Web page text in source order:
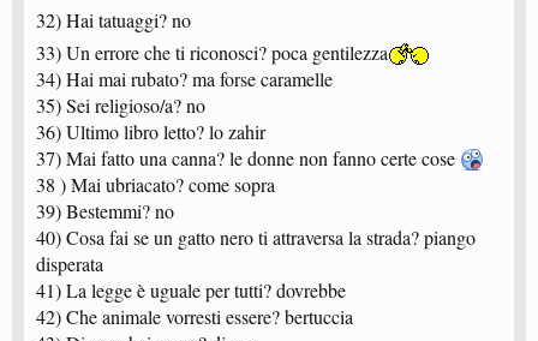
80) Poseresti mai nudo/a per una rivista?
81) Gireresti mai un film porno?
82) Hai mai odiato qualcuno?
84) Quanto è importante nella vita il lavoro?
85) Il tuo sogno più grande?
86) Convivenza o matrimonio?
87) Gli uomini e le donne quanto sono uguali e quanto sono diversi?
88 ) Ti piacciono gli animali?
89) Caccia, sei contro o a favore?
90) Meno tasse e meno servizi o più tasse e più servizi?
91) Il tuo gioco da tavolo preferito?
93) Scuola e sanità: pubbliche o private?
94) Che squadra di calcio tifi?
95) Se tuo figlio/a fosse gay sarebbe un problema?
96) Cosa ti rifaresti dal chirurgo plastico?
32) Hai tatuaggi? no
33) Un errore che ti riconosci? poca gentilezza
34) Hai mai rubato? ma forse caramelle
35) Sei religioso/a? no
36) Ultimo libro letto? lo zahir
37) Mai fatto una canna? le donne non fanno certe cose
38 ) Mai ubriacato? come sopra
39) Bestemmi? no
40) Cosa fai se un gatto nero ti attraversa la strada? piango
disperata
41) La legge è uguale per tutti? dovrebbe
42) Che animale vorresti essere? bertuccia